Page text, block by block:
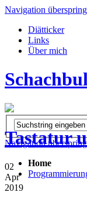
Navigation
Diätticker
Links
Über mich
Navigation
Home
Tastatur
02
Apr
2019